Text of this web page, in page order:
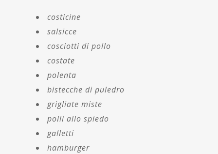
costicine
salsicce
cosciotti di pollo
costate
polenta
bistecche di puledro
grigliate miste
polli allo spiedo
galletti
hamburger